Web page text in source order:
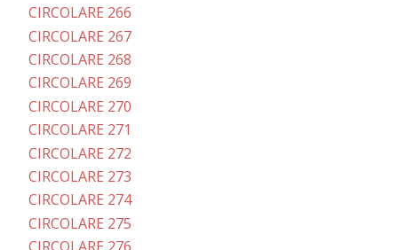
CIRCOLARE 266
CIRCOLARE 267
CIRCOLARE 268
CIRCOLARE 269
CIRCOLARE 270
CIRCOLARE 271
CIRCOLARE 272
CIRCOLARE 273
CIRCOLARE 274
CIRCOLARE 275